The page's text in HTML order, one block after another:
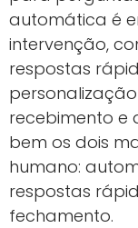
automática é
intervenção,
respostas
recebimento e
bem os dois
humano:
respostas
fechamento.